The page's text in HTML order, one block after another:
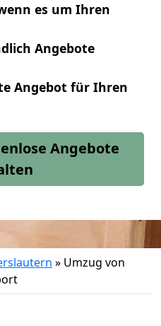
es um Ihren
Angebote
Angebot für Ihren
Angebote
» Umzug von